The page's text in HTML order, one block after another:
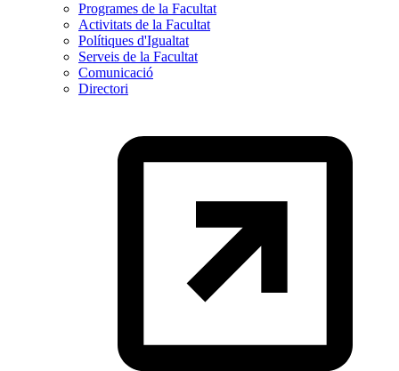
Programes de la Facultat
Activitats de la Facultat
Polítiques d'Igualtat
Serveis de la Facultat
Comunicació
Directori